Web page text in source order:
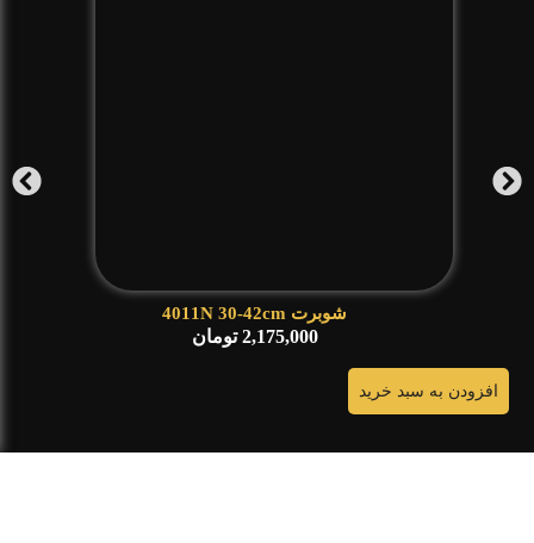
شوبرت 4011N 30-42cm
2,175,000 تومان
افزودن به سبد خرید